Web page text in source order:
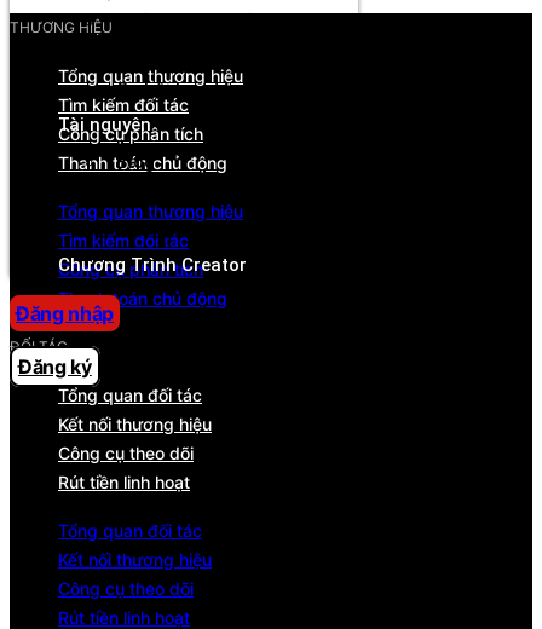
Cơ hội hợp tác & hỗ trợ
Tài nguyên
Blog
Trung tâm trợ giúp
Chương Trình Creator
Đăng nhập
Đăng ký
THƯƠNG HIỆU
Tổng quan thương hiệu
Tìm kiếm đối tác
Công cụ phân tích
Thanh toán chủ động
Tổng quan thương hiệu
Tìm kiếm đối tác
Công cụ phân tích
Thanh toán chủ động
ĐỐI TÁC
Tổng quan đối tác
Kết nối thương hiệu
Công cụ theo dõi
Rút tiền linh hoạt
Tổng quan đối tác
Kết nối thương hiệu
Công cụ theo dõi
Rút tiền linh hoạt